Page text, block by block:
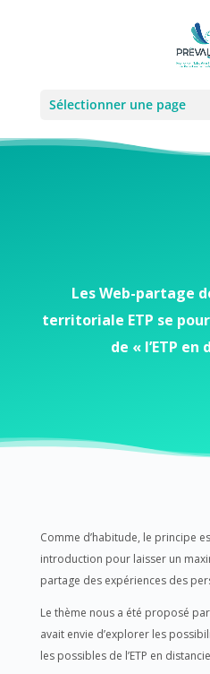
Sélectionner une page
Les Web-partage
territoriale ETP se
de « l’ETP
Comme d’habitude, le principe
introduction pour laisser un
partage des expériences des
Le thème nous a été proposé
avait envie d’explorer les
les possibles de l’ETP en